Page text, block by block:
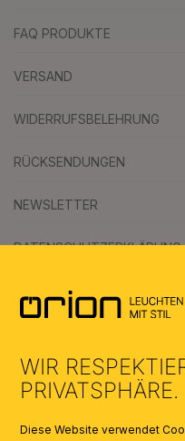
FAQ PRODUKTE
VERSAND
WIDERRUFSBELEHRUNG
RÜCKSENDUNGEN
NEWSLETTER
DATENSCHUTZERKLÄRUNG
KATALOGE
WIR
PRIVATSPHÄRE.
Diese Website verwendet